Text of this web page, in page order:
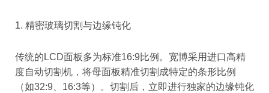
1. 精密玻璃切割与边缘钝化
传统的LCD面板多为标准16:9比例。宽博采用进口高精
度自动切割机，将母面板精准切割成特定的条形比例
（如32:9、16:3等）。切割后，立即进行独家的边缘钝化